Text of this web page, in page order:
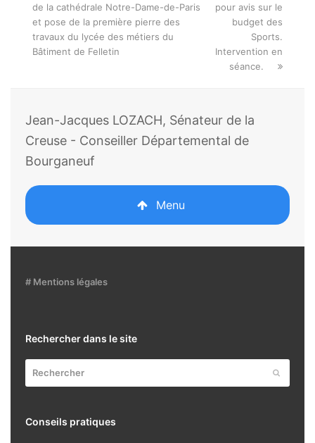
de la cathédrale Notre-Dame-de-Paris
et pose de la première pierre des
travaux du lycée des métiers du
Bâtiment de Felletin
pour avis sur le
budget des
Sports.
Intervention en
séance.
Jean-Jacques LOZACH, Sénateur de la
Creuse - Conseiller Départemental de
Bourganeuf
Menu
# Mentions légales
Rechercher dans le site
Conseils pratiques